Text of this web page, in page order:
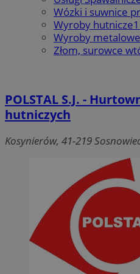
Wózki i suwnice
Wyroby hutnicze
Wyroby metalowe
Złom, surowce
POLSTAL S.J. -
hutniczych
Kosynierów, 41-219